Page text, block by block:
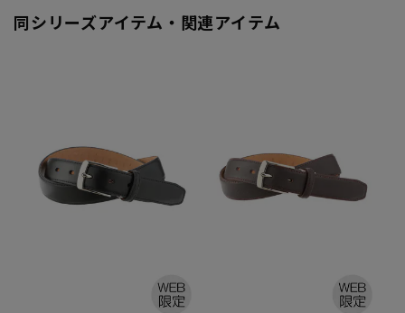
同シリーズアイテム・関連アイテム